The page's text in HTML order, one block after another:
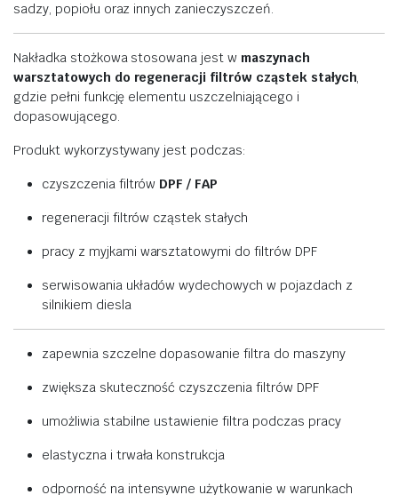
sadzy, popiołu oraz innych zanieczyszczeń.
Nakładka stożkowa stosowana jestw maszynach
warsztatowych do regeneracji filtrów cząstek stałych,
gdzie pełni funkcję elementu uszczelniającego i
dopasowującego.
Produkt wykorzystywany jest podczas:
czyszczenia filtrów DPF / FAP
regeneracji filtrów cząstek stałych
pracy z myjkami warsztatowymi dofiltrów DPF
serwisowania układówwydechowychw pojazdach z
silnikiem diesla
zapewnia szczelne dopasowaniefiltra do maszyny
zwiększa skuteczność czyszczeniafiltrów DPF
umożliwia stabilne ustawieniefiltra podczas pracy
elastyczna i trwała konstrukcja
odporność na intensywne użytkowanie w warunkach